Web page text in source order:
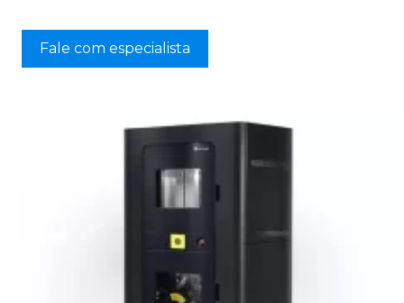
Fale com especialista